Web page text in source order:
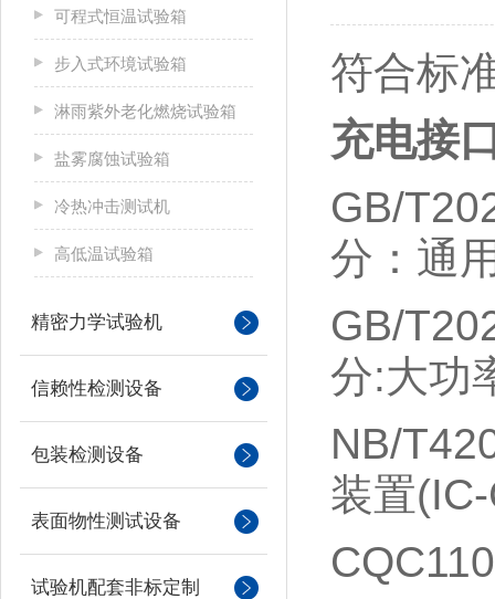
可程式恒温试验箱
步入式环境试验箱
淋雨紫外老化燃烧试验箱
盐雾腐蚀试验箱
冷热冲击测试机
高低温试验箱
精密力学试验机
信赖性检测设备
包装检测设备
表面物性测试设备
试验机配套非标定制
符合标
充电接
GB/
分：通
GB/
分:大功
NB/
装置